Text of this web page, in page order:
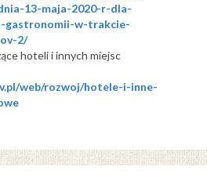
13-maja-2020-r-dla-
gastronomii-w-trakcie-
2/
hoteli i innych miejsc
web/rozwoj/hotele-i-inne-